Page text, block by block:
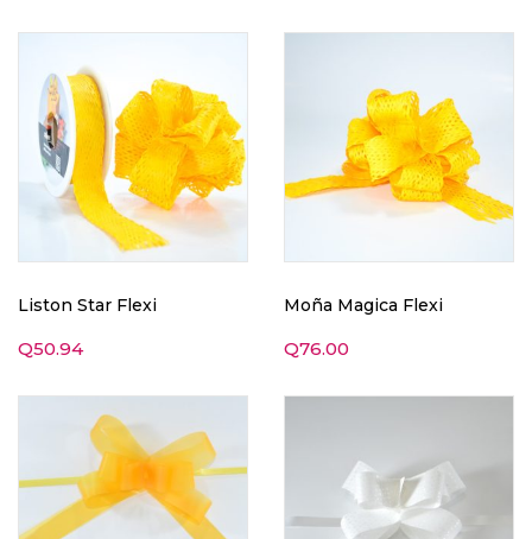
Liston Star Flexi
Q50.94
Moña Magica Flexi
Q76.00